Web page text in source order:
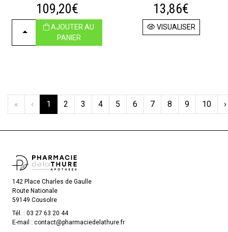
109,20€
CHOISIRAJOUTER AU
PANIER
13,86€
VISUALISER
« ‹ 1 2 3 4 5 6 7 8 9 10 ›
142 Place Charles de Gaulle
Route Nationale
59149 Cousolre
Tél. : 03 27 63 20 44
E-mail : contact@pharmaciedelathure.fr